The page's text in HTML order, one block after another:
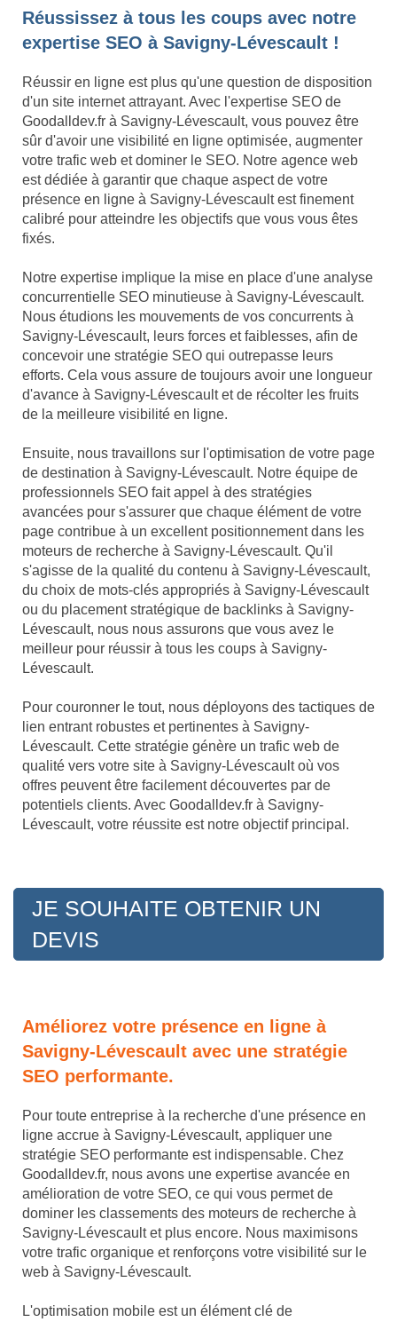
Réussissez à tous les coups avec notre
expertise SEO à Savigny-Lévescault !
Réussir en ligne est plus qu'une question de disposition
d'un site internet attrayant. Avec l'expertise SEO de
Goodalldev.fr à Savigny-Lévescault, vous pouvez être
sûr d'avoir une visibilité en ligne optimisée, augmenter
votre trafic web et dominer le SEO. Notre agence web
est dédiée à garantir que chaque aspect de votre
présence en ligne à Savigny-Lévescault est finement
calibré pour atteindre les objectifs que vous vous êtes
fixés.
Notre expertise implique la mise en place d'une analyse
concurrentielle SEO minutieuse à Savigny-Lévescault.
Nous étudions les mouvements de vos concurrents à
Savigny-Lévescault, leurs forces et faiblesses, afin de
concevoir une stratégie SEO qui outrepasse leurs
efforts. Cela vous assure de toujours avoir une longueur
d'avance à Savigny-Lévescault et de récolter les fruits
de la meilleure visibilité en ligne.
Ensuite, nous travaillons sur l'optimisation de votre page
de destination à Savigny-Lévescault. Notre équipe de
professionnels SEO fait appel à des stratégies
avancées pour s'assurer que chaque élément de votre
page contribue à un excellent positionnement dans les
moteurs de recherche à Savigny-Lévescault. Qu'il
s'agisse de la qualité du contenu à Savigny-Lévescault,
du choix de mots-clés appropriés à Savigny-Lévescault
ou du placement stratégique de backlinks à Savigny-
Lévescault, nous nous assurons que vous avez le
meilleur pour réussir à tous les coups à Savigny-
Lévescault.
Pour couronner le tout, nous déployons des tactiques de
lien entrant robustes et pertinentes à Savigny-
Lévescault. Cette stratégie génère un trafic web de
qualité vers votre site à Savigny-Lévescault où vos
offres peuvent être facilement découvertes par de
potentiels clients. Avec Goodalldev.fr à Savigny-
Lévescault, votre réussite est notre objectif principal.
JE SOUHAITE OBTENIR UN
DEVIS
Améliorez votre présence en ligne à
Savigny-Lévescault avec une stratégie
SEO performante.
Pour toute entreprise à la recherche d'une présence en
ligne accrue à Savigny-Lévescault, appliquer une
stratégie SEO performante est indispensable. Chez
Goodalldev.fr, nous avons une expertise avancée en
amélioration de votre SEO, ce qui vous permet de
dominer les classements des moteurs de recherche à
Savigny-Lévescault et plus encore. Nous maximisons
votre trafic organique et renforçons votre visibilité sur le
web à Savigny-Lévescault.
L'optimisation mobile est un élément clé de